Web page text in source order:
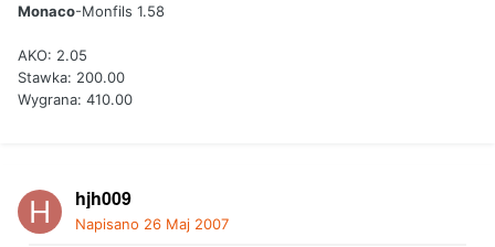
Monaco-Monfils 1.58
AKO: 2.05
Stawka: 200.00
Wygrana: 410.00
hjh009
Napisano 26 Maj 2007